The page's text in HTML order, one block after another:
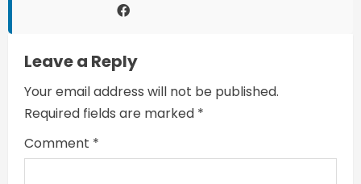
i
n
g
Leave a Reply
Your email address will not be published.
Required fields are marked *
Comment *